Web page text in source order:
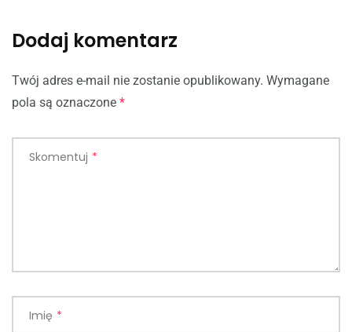
Dodaj komentarz
Twój adres e-mail nie zostanie opublikowany. Wymagane
pola są oznaczone *
Skomentuj *
Imię *